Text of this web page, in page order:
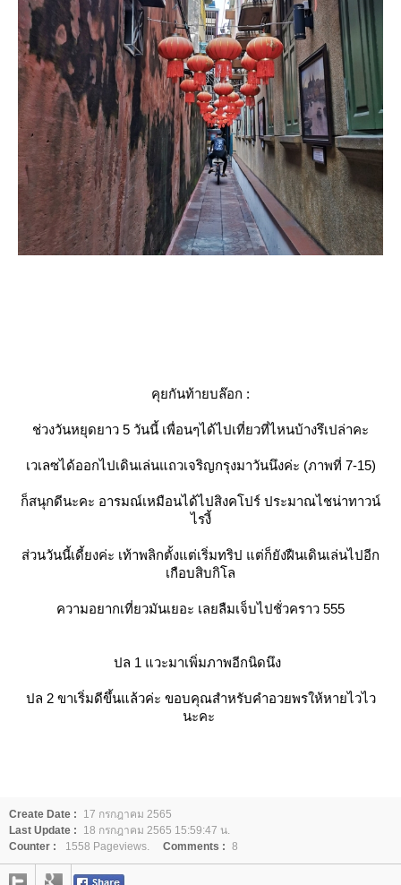
คุยกันท้ายบล๊อก :
ช่วงวันหยุดยาว 5 วันนี้ เพื่อนๆได้ไปเที่ยวที่ไหนบ้างรึเปล่าคะ
เวเลซได้ออกไปเดินเล่นแถวเจริญกรุงมาวันนึงค่ะ (ภาพที่ 7-15)
ก็สนุกดีนะคะ อารมณ์เหมือนได้ไปสิงคโปร์ ประมาณไชน่าทาวน์
ไรงี้
ส่วนวันนี้เดี้ยงค่ะ เท้าพลิกตั้งแต่เริ่มทริป แต่ก็ยังฝืนเดินเล่นไปอีก
เกือบสิบกิโล
ความอยากเที่ยวมันเยอะ เลยลืมเจ็บไปชั่วคราว 555
ปล 1 แวะมาเพิ่มภาพอีกนิดนึง
ปล 2 ขาเริ่มดีขึ้นแล้วค่ะ ขอบคุณสำหรับคำอวยพรให้หายไวไว
นะคะ
Create Date :
17 กรกฎาคม 2565
Last Update :
18 กรกฎาคม 2565 15:59:47 น.
Counter :
1558 Pageviews. Comments : 8